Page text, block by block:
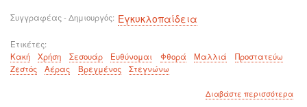
Συγγραφέας - Δημιουργός Εγκυκλοπαίδεια
Ετικέτες
Κακή
Χρήση Σεσουάρ Ευθύνομαι Φθορά Μαλλιά
Προστατεύω
Ζεστός
Αέρας Βρεγμένος Στεγνώνω
Διαβάστε περισσότεραγια